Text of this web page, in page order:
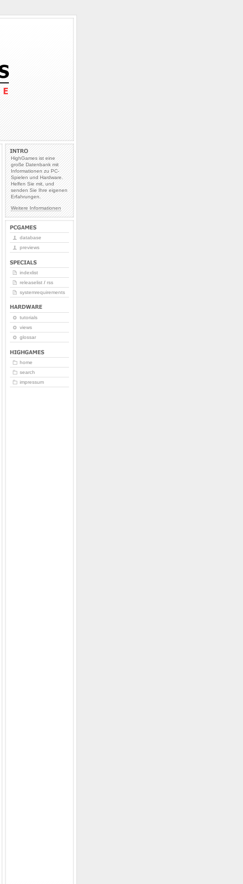
HighGames ist eine
große Datenbank mit
Informationen zu PC-
Spielen und Hardware.
Helfen Sie mit, und
senden Sie Ihre eigenen
Erfahrungen.
Weitere Informationen
database
previews
indexlist
releaselist / rss
systemrequirements
tutorials
views
glossar
home
search
impressum